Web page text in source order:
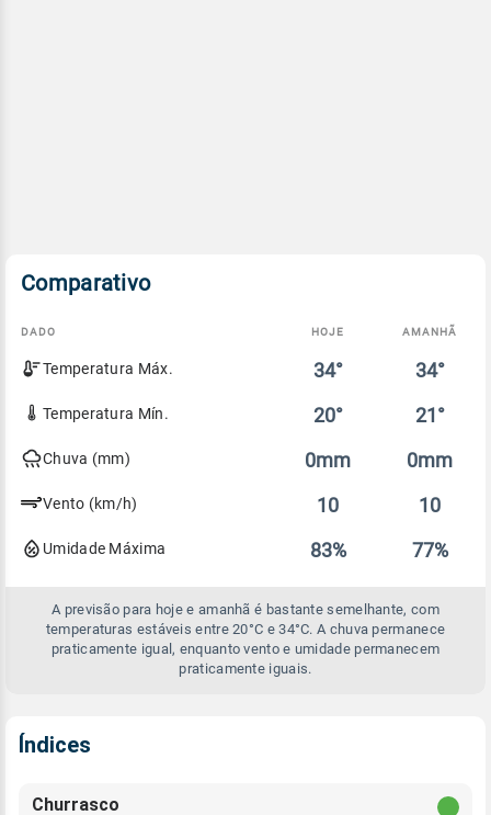
Comparativo
Comparativo
entre
previsão
hoje
DADO HOJE AMANHÃ
Temperatura Máx. 34° 34°
Temperatura Mín. 20° 21°
Chuva (mm) 0mm 0mm
Vento (km/h) 10 10
Umidade Máxima 83% 77%
A previsão para hoje e amanhã é bastante semelhante, com
temperaturas estáveis entre 20°C e 34°C. A chuva permanece
praticamente igual, enquanto vento e umidade permanecem
praticamente iguais.
Índices
Churrasco